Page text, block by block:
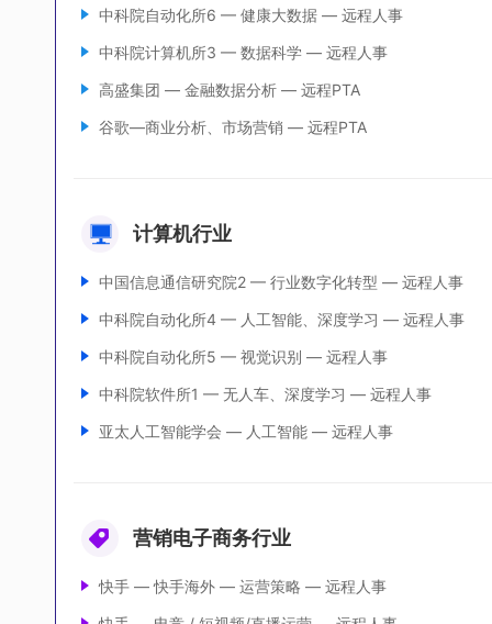
中科院自动化所6 — 健康大数据 — 远程人事
中科院计算机所3 — 数据科学 — 远程人事
高盛集团 — 金融数据分析 — 远程PTA
谷歌—商业分析、市场营销 — 远程PTA
计算机行业
中国信息通信研究院2 — 行业数字化转型 — 远程人事
中科院自动化所4 — 人工智能、深度学习 — 远程人事
中科院自动化所5 — 视觉识别 — 远程人事
中科院软件所1 — 无人车、深度学习 — 远程人事
亚太人工智能学会 — 人工智能 — 远程人事
营销电子商务行业
快手 — 快手海外 — 运营策略 — 远程人事